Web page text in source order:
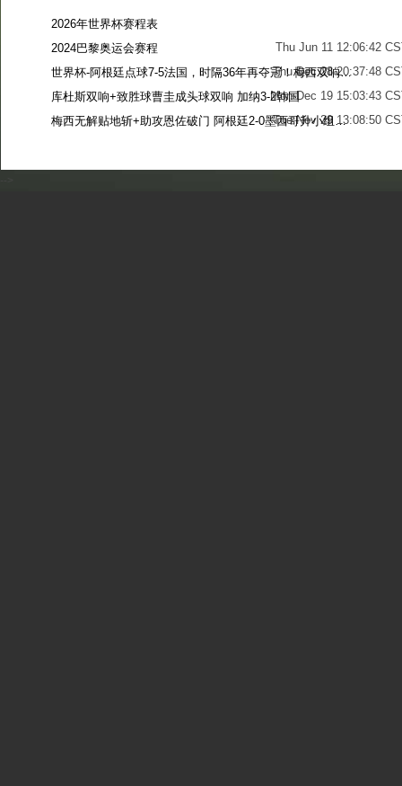
2026年世界杯赛程表
Thu Jun 11 12:06:42
2024巴黎奥运会赛程
Thu Dec 28 20:37:48
世界杯-阿根廷点球7-5法国，时隔36年再夺冠！梅西双响姆巴佩戴帽
Mon Dec 19 15:03:43
库杜斯双响+致胜球曹圭成头球双响 加纳3-2韩国
Tue Nov 29 13:08:50
梅西无解贴地斩+助攻恩佐破门 阿根廷2-0墨西哥升小组第二